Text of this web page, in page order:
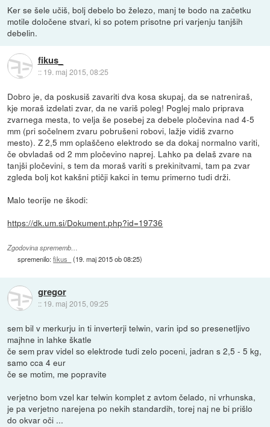
Ker se šele učiš, bolj debelo bo železo, manj te bodo na začetku
motile določene stvari, ki so potem prisotne pri varjenju tanjših
debelin.
fikus_
:: 19. maj 2015, 08:25
Dobro je, da poskusiš zavariti dva kosa skupaj, da se natreniraš,
kje moraš izdelati zvar, da ne variš poleg! Poglej malo priprava
zvarnega mesta, to velja še posebej za debele pločevina nad 4-5
mm (pri sočelnem zvaru pobrušeni robovi, lažje vidiš zvarno
mesto). Z 2,5 mm oplaščeno elektrodo se da dokaj normalno variti,
če obvladaš od 2 mm pločevino naprej. Lahko pa delaš zvare na
tanjši pločevini, s tem da moraš variti s prekinitvami, tam pa zvar
zgleda bolj kot kakšni ptičji kakci in temu primerno tudi drži.
Malo teorije ne škodi:
https://dk.um.si/Dokument.php?id=19736
Zgodovina sprememb…
spremenilo:fikus_ (19. maj 2015 ob 08:25)
gregor
:: 19. maj 2015, 09:25
sem bil v merkurju in ti inverterji telwin, varin ipd so presenetljivo
majhne in lahke škatle
če sem prav videl so elektrode tudi zelo poceni, jadran s 2,5 - 5 kg,
samo cca 4 eur
če se motim, me popravite
verjetno bom vzel kar telwin komplet z avtom čelado, ni vrhunska,
je pa verjetno narejena po nekih standardih, torej naj ne bi prišlo
do okvar oči ...